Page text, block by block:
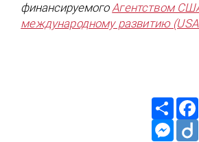
финансируемогоАгентством
международному развитию
Share